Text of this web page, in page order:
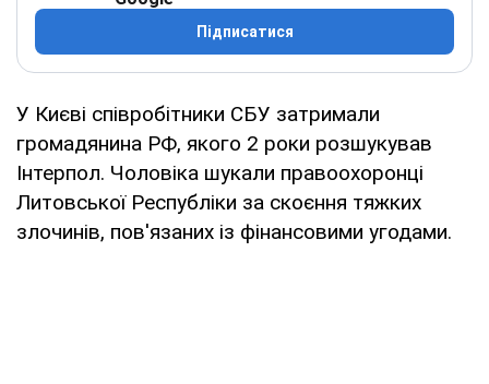
Підписатися
У Києві співробітники СБУ затримали
громадянина РФ, якого 2 роки розшукував
Інтерпол. Чоловіка шукали правоохоронці
Литовської Республіки за скоєння тяжких
злочинів, пов'язаних із фінансовими угодами.